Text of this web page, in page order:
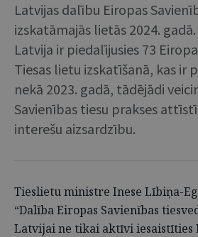
Latvijas dalību Eiropas
izskatāmajās lietās 2024.
Latvija ir piedalījusies 73
Tiesas lietu izskatīšanā, kas ir
nekā 2023. gadā, tādējādi
Savienības tiesu prakses
interešu aizsardzību.
Tieslietu ministre Inese Lībiņa-
“Dalība Eiropas Savienības
Latvijai ne tikai aktīvi iesaistīties